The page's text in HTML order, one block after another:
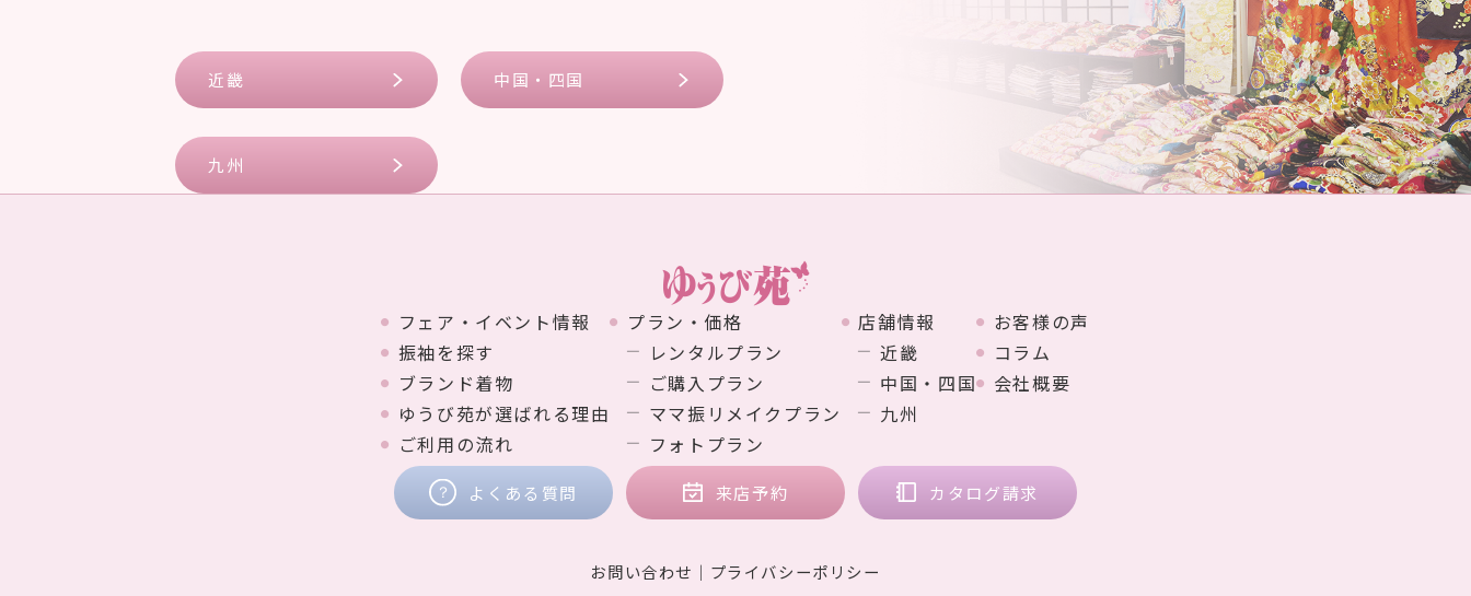
近畿 中国・四国
九州
フェア・イベント情報
振袖を探す
ブランド着物
ゆうび苑が選ばれる理由
ご利用の流れ
プラン・価格
レンタルプラン
ご購入プラン
ママ振リメイクプラン
フォトプラン
店舗情報
近畿
中国・四国
九州
お客様の声
コラム
会社概要
よくある質問 来店予約 カタログ請求
お問い合わせ プライバシーポリシー